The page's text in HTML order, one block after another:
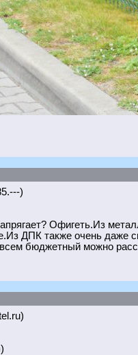
)
Офигеть.Из
ДПК также очень даже
бюджетный можно